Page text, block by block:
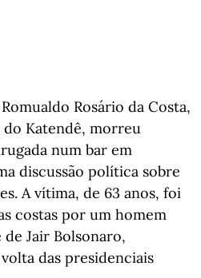
Rosário da Costa,
Katendê, morreu
num bar em
discussão política sobre
A vítima, de 63 anos, foi
costas por um homem
Jair Bolsonaro,
das presidenciais